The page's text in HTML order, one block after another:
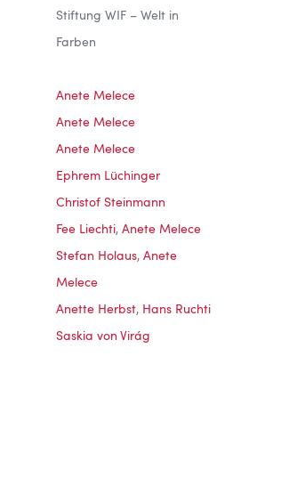
Stiftung WIF – Welt in
Farben
Anete Melece
Anete Melece
Anete Melece
Ephrem Lüchinger
Christof Steinmann
Fee Liechti, Anete Melece
Stefan Holaus, Anete
Melece
Anette Herbst, Hans Ruchti
Saskia von Virág